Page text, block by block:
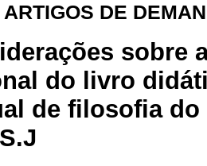
ARTIGOS DE
sobre
do livro
de filosofia do